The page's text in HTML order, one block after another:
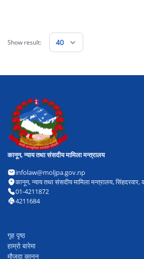
Show result: 40
कानून, न्याय तथा संसदीय मामिला मन्त्रालय
infolaw@moljpa.gov.np
कानून, न्याय तथा संसदीय मामिला मन्त्रालय, सिंहदरवार,
01-4211872
4211684
गृह पृष्ठ
हाम्रो बारेमा
मौजुदा कानून